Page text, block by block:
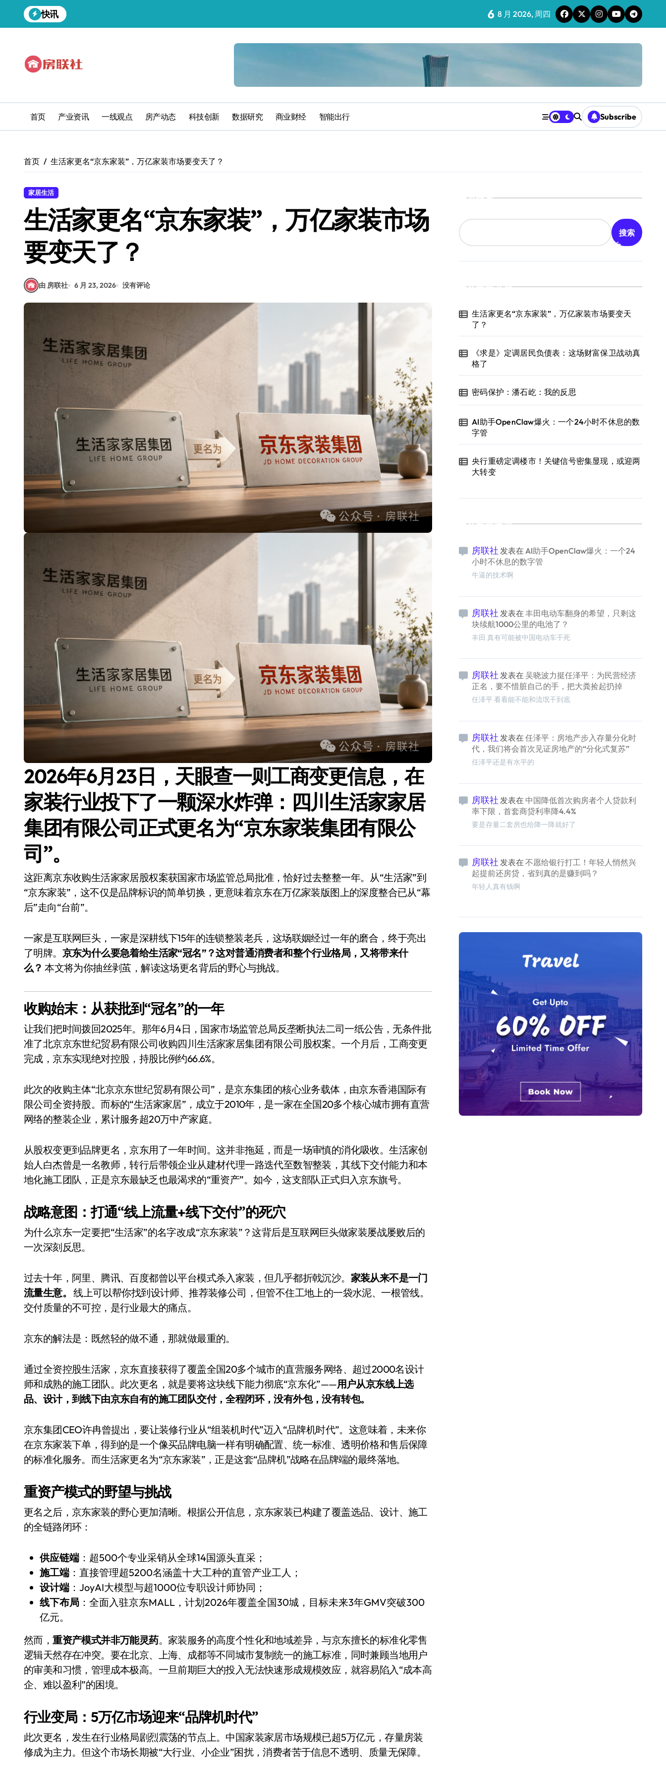
到
快讯 6 8 月 2026, 周四
首页 产业资讯 一线观点 房产动态 科技创新 数据研究 商业财经 智能出行 Subscribe
首页 生活家更名“京东家装”，万亿家装市场要变天了？
家居生活
生活家更名“京东家装”，万亿家装市场
要变天了？
由 房联社 6 月 23, 2026 没有评论
2026年6月23日，天眼查一则工商变更信息，在
家装行业投下了一颗深水炸弹： 四川生活家家居
集团有限公司正式更名为“京东家装集团有限公
司”。
这距离京东收购生活家家居股权案获国家市场监管总局批准，恰好过去整整一年。从“生活家”到
“京东家装”，这不仅是品牌标识的简单切换，更意味着京东在万亿家装版图上的深度整合已从“幕
后”走向“台前”。
一家是互联网巨头，一家是深耕线下15年的连锁整装老兵，这场联姻经过一年的磨合，终于亮出
了明牌。 京东为什么要急着给生活家“冠名”？这对普通消费者和整个行业格局，又将带来什
么？ 本文将为你抽丝剥茧，解读这场更名背后的野心与挑战。
收购始末：从获批到“冠名”的一年
让我们把时间拨回2025年。那年6月4日，国家市场监管总局反垄断执法二司一纸公告，无条件批
准了北京京东世纪贸易有限公司收购四川生活家家居集团有限公司股权案。一个月后，工商变更
完成，京东实现绝对控股，持股比例约66.6%。
此次的收购主体“北京京东世纪贸易有限公司”，是京东集团的核心业务载体，由京东香港国际有
限公司全资持股。而标的“生活家家居”，成立于2010年，是一家在全国20多个核心城市拥有直营
网络的整装企业，累计服务超20万中产家庭。
从股权变更到品牌更名，京东用了一年时间。这并非拖延，而是一场审慎的消化吸收。生活家创
始人白杰曾是一名教师，转行后带领企业从建材代理一路迭代至数智整装，其线下交付能力和本
地化施工团队，正是京东最缺乏也最渴求的“重资产”。如今，这支部队正式归入京东旗号。
战略意图：打通“线上流量+线下交付”的死穴
为什么京东一定要把“生活家”的名字改成“京东家装”？这背后是互联网巨头做家装屡战屡败后的
一次深刻反思。
过去十年，阿里、腾讯、百度都曾以平台模式杀入家装，但几乎都折戟沉沙。 家装从来不是一门
流量生意。 线上可以帮你找到设计师、推荐装修公司，但管不住工地上的一袋水泥、一根管线。
交付质量的不可控，是行业最大的痛点。
京东的解法是：既然轻的做不通，那就做最重的。
通过全资控股生活家，京东直接获得了覆盖全国20多个城市的直营服务网络、超过2000名设计
师和成熟的施工团队。此次更名，就是要将这块线下能力彻底“京东化”——用户从京东线上选
品、设计，到线下由京东自有的施工团队交付，全程闭环，没有外包，没有转包。
京东集团CEO许冉曾提出，要让装修行业从“组装机时代”迈入“品牌机时代”。这意味着，未来你
在京东家装下单，得到的是一个像买品牌电脑一样有明确配置、统一标准、透明价格和售后保障
的标准化服务。而生活家更名为“京东家装”，正是这套“品牌机”战略在品牌端的最终落地。
重资产模式的野望与挑战
更名之后，京东家装的野心更加清晰。根据公开信息，京东家装已构建了覆盖选品、设计、施工
的全链路闭环：
供应链端 ：超500个专业采销从全球14国源头直采；
施工端 ：直接管理超5200名涵盖十大工种的直管产业工人；
设计端 ：JoyAI大模型与超1000位专职设计师协同；
线下布局 ：全面入驻京东MALL，计划2026年覆盖全国30城，目标未来3年GMV突破300
亿元。
然而，重资产模式并非万能灵药。家装服务的高度个性化和地域差异，与京东擅长的标准化零售
逻辑天然存在冲突。要在北京、上海、成都等不同城市复制统一的施工标准，同时兼顾当地用户
的审美和习惯，管理成本极高。一旦前期巨大的投入无法快速形成规模效应，就容易陷入“成本高
企、难以盈利”的困境。
行业变局：5万亿市场迎来“品牌机时代”
此次更名，发生在行业格局剧烈震荡的节点上。中国家装家居市场规模已超5万亿元，存量房装
修成为主力。但这个市场长期被“大行业、小企业”困扰，消费者苦于信息不透明、质量无保障。
搜索
搜索
最新文章
生活家更名“京东家装”，万亿家装市场要变天
了？
《求是》定调居民负债表：这场财富保卫战动真
格了
密码保护：潘石屹：我的反思
AI助手OpenClaw爆火：一个24小时不休息的数
字管
央行重磅定调楼市！关键信号密集显现，或迎两
大转变
最新留言
房联社 发表在 AI助手OpenClaw爆火：一个24
小时不休息的数字管
牛逼的技术啊
房联社 发表在 丰田电动车翻身的希望，只剩这
块续航1000公里的电池了？
丰田 真有可能被中国电动车干死
房联社 发表在 吴晓波力挺任泽平：为民营经济
正名，要不惜脏自己的手，把大粪捡起扔掉
任泽平 看看能不能和流氓干到底
房联社 发表在 任泽平：房地产步入存量分化时
代，我们将会首次见证房地产的“分化式复苏”
任泽平还是有水平的
房联社 发表在 中国降低首次购房者个人贷款利
率下限，首套商贷利率降4.4%
要是存量二套房也给降一降就好了
房联社 发表在 不愿给银行打工！年轻人悄然兴
起提前还房贷，省到真的是赚到吗？
年轻人真有钱啊